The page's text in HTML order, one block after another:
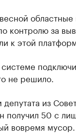
областные
контролю за
к этой
не решило.
из
получил 50 с
вовремя мусор.